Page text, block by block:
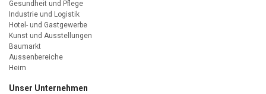
Gesundheit und Pflege
Industrie und Logistik
Hotel- und Gastgewerbe
Kunst und Ausstellungen
Baumarkt
Aussenbereiche
Heim
Unser Unternehmen